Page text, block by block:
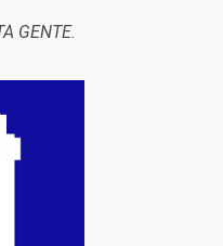
GENTE.